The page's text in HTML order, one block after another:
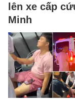
lên xe cấp
Minh